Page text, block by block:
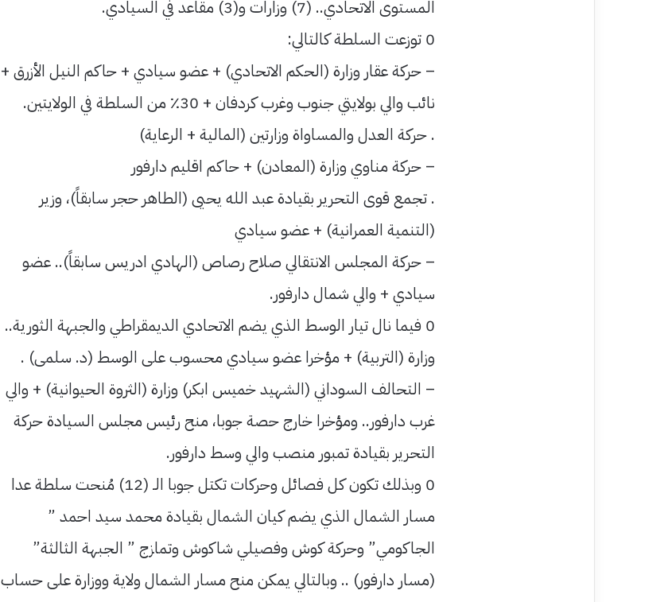
المستوى الاتحادي.. (7) وزارات و(3) مقاعد في السيادي.
0 توزعت السلطة كالتالي:
– حركة عقار وزارة (الحكم الاتحادي) + عضو سيادي + حاكم النيل الأزرق +
نائب والي بولايتي جنوب وغرب كردفان + 30٪ من السلطة في الولايتين.
. حركة العدل والمساواة وزارتين (المالية + الرعاية)
– حركة مناوي وزارة (المعادن) + حاكم اقليم دارفور
. تجمع قوى التحرير بقيادة عبد الله يحيى (الطاهر حجر سابقاً)، وزير
(التنمية العمرانية) + عضو سيادي
– حركة المجلس الانتقالي صلاح رصاص (الهادي ادريس سابقاً).. عضو
سيادي + والي شمال دارفور.
0 فيما نال تيار الوسط الذي يضم الاتحادي الديمقراطي والجبهة الثورية..
وزارة (التربية) + مؤخرا عضو سيادي محسوب على الوسط (د. سلمى) .
– التحالف السوداني (الشهيد خميس ابكر) وزارة (الثروة الحيوانية) + والي
غرب دارفور.. ومؤخرا خارج حصة جوبا، منح رئيس مجلس السيادة حركة
التحرير بقيادة تمبور منصب والي وسط دارفور.
0 وبذلك تكون كل فصائل وحركات تكتل جوبا الـ (12) مُنحت سلطة عدا
مسار الشمال الذي يضم كيان الشمال بقيادة محمد سيد احمد ”
الجاكومي” وحركة كوش وفصيلي شاكوش وتمازج ” الجبهة الثالثة”
(مسار دارفور) .. وبالتالي يمكن منح مسار الشمال ولاية ووزارة على حساب